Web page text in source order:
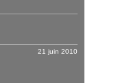
21 juin 2010